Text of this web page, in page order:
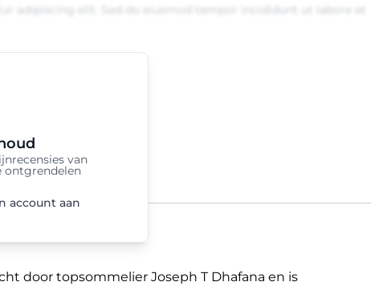
adipiscing elit. Sed do eiusmod tempor incididunt ut labore et
van
ontgrendelen
account aan
door topsommelier Joseph T Dhafana en is